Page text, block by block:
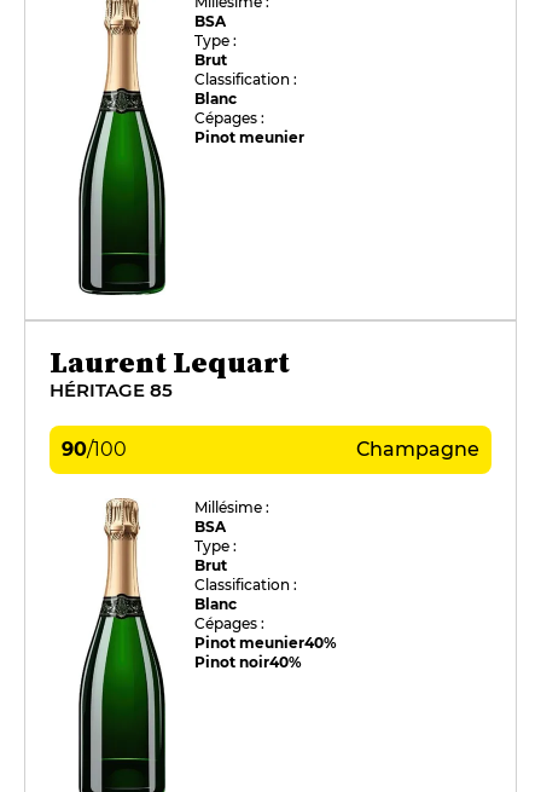
BSA
Type :
Brut
Classification :
Blanc
Cépages :
Pinot meunier
Laurent Lequart
HÉRITAGE 85
90/100 Champagne
Millésime :
BSA
Type :
Brut
Classification :
Blanc
Cépages :
Pinot meunier40%
Pinot noir40%